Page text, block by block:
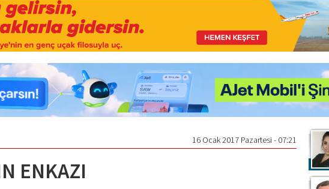
16 Ocak 2017 Pazartesi - 07:21
ENKAZI